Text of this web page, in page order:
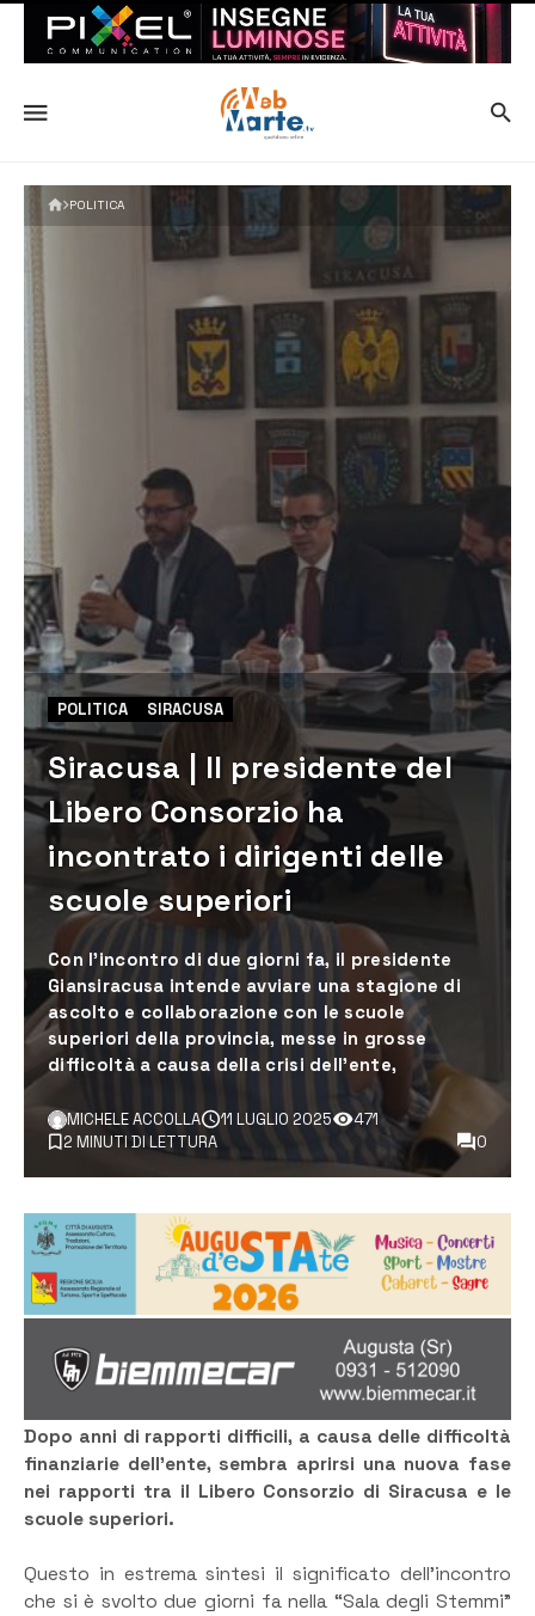
POLITICA
POLITICA SIRACUSA
Siracusa | Il presidente del
Libero Consorzio ha
incontrato i dirigenti delle
scuole superiori
Con l’incontro di due giorni fa, il presidente
Giansiracusa intende avviare una stagione di
ascolto e collaborazione con le scuole
superiori della provincia, messe in grosse
difficoltà a causa della crisi dell’ente,
MICHELE ACCOLLA 11 LUGLIO 2025
471
2 MINUTI DI LETTURA
0
Dopo anni di rapporti difficili, a causa delle difficoltà
finanziarie dell’ente, sembra aprirsi una nuova fase
nei rapporti tra il Libero Consorzio di Siracusa e le
scuole superiori.
Questo in estrema sintesi il significato dell’incontro
che si è svolto due giorni fa nella “Sala degli Stemmi”